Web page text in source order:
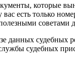
которые
есть только
советами
данных судебных
службы судебных